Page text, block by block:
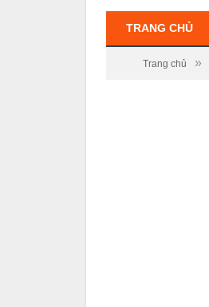
TRANG CHỦ
Trang chủ »